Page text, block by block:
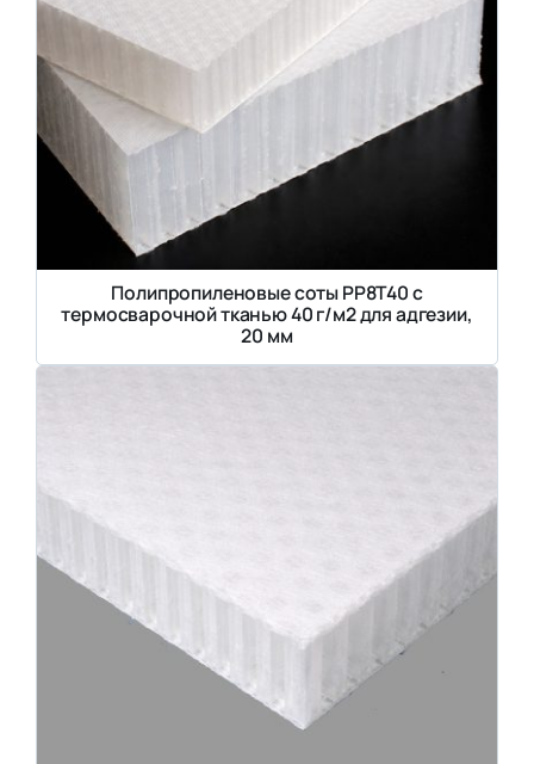
Полипропиленовые соты PP8T40 с
термосварочной тканью 40 г/м2 для адгезии,
20 мм